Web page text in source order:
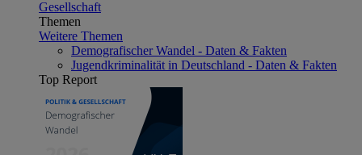
Gesellschaft
Themen
Weitere Themen
Demografischer Wandel - Daten & Fakten
Jugendkriminalität in Deutschland - Daten & Fakten
Top Report